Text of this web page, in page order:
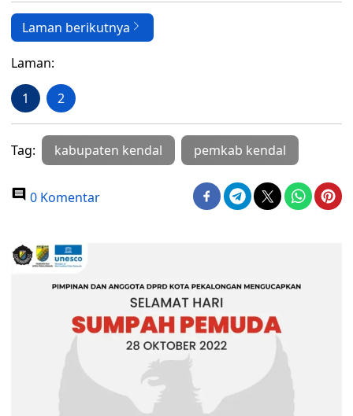
Laman berikutnya
Laman:
1 2
Tag: kabupaten kendal pemkab kendal
0 Komentar